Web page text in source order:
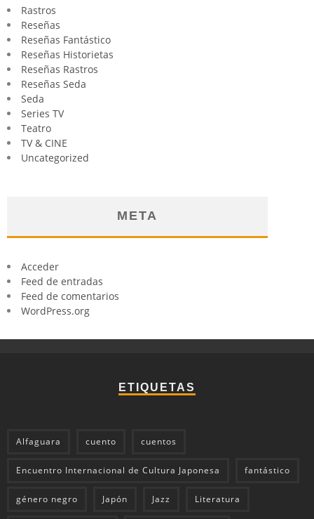
Rastros
Reseñas
Reseñas Fantástico
Reseñas Historietas
Reseñas Rastros
Reseñas Seda
Seda
Series TV
Teatro
TV & CINE
Uncategorized
META
Acceder
Feed de entradas
Feed de comentarios
WordPress.org
ETIQUETAS
Alfaguara cuento cuentos
Encuentro Internacional de Cultura Japonesa fantástico
género negro Japón Jazz Literatura